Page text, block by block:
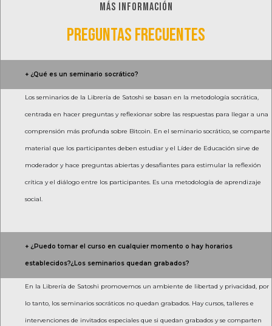
MÁS INFORMACIÓN
PREGUNTAS FRECUENTES
+ ¿Qué es un seminario socrático?
Los seminarios de la Librería de Satoshi se basan en la metodología socrática,
centrada en hacer preguntas y reflexionar sobre las respuestas para llegar a una
comprensión más profunda sobre Bitcoin. En el seminario socrático, se comparte
material que los participantes deben estudiar y el Líder de Educación sirve de
moderador y hace preguntas abiertas y desafiantes para estimular la reflexión
crítica y el diálogo entre los participantes. Es una metodología de aprendizaje
social.
+ ¿Puedo tomar el curso en cualquier momento o hay horarios
establecidos?¿Los seminarios quedan grabados?
En la Librería de Satoshi promovemos un ambiente de libertad y privacidad, por
lo tanto, los seminarios socráticos no quedan grabados. Hay cursos, talleres e
intervenciones de invitados especiales que si quedan grabados y se comparten